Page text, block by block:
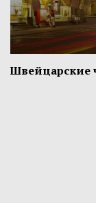
Швейцарские